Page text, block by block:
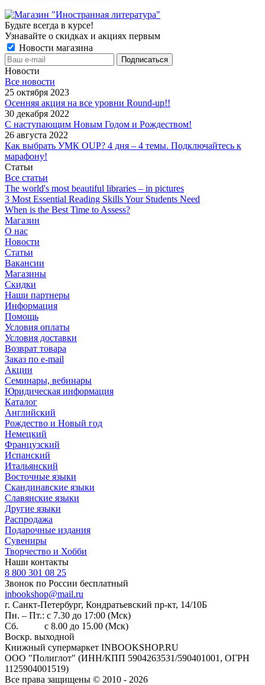
Будьте всегда в курсе!
Узнавайте о скидках и акциях первым
Новости магазина
Новости
Все новости
25 октября 2023
Осенняя акция на все уровни Round-up!!
30 декабря 2022
С наступающим Новым Годом и Рождеством!
26 августа 2022
Как выбрать УМК OUP? 4 дня – 4 темы. Подключайтесь к
марафону!
Статьи
Все статьи
The world's most beautiful libraries – in pictures
3 Most Essential Reading Skills Your Students Need
When is the Best Time to Assess?
Магазин
О нас
Новости
Статьи
Вакансии
Магазины
Скидки
Наши партнеры
Информация
Помощь
Условия оплаты
Условия доставки
Возврат товара
Заказ по e-mail
Акции
Семинары, вебинары
Юридическая информация
Каталог
Английский
Рождество и Новый год
Немецкий
Французский
Испанский
Итальянский
Восточные языки
Скандинавские языки
Славянские языки
Другие языки
Распродажа
Подарочные издания
Сувениры
Творчество и Хобби
Наши контакты
8 800 301 08 25
Звонок по России бесплатный
inbookshop@mail.ru
г. Санкт-Петербург, Кондратьевский пр-кт, 14/10Б
Пн. – Пт.: с 7.30 до 17:00 (Мск)
Сб. с 8.00 до 15.00 (Мск)
Воскр. выходной
Книжный супермаркет INBOOKSHOP.RU
ООО "Полиглот" (ИНН/КПП 5904263531/590401001, ОГРН
1125904001519)
Все права защищены © 2010 - 2026